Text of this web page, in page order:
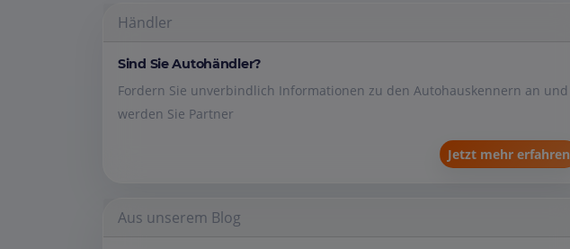
Händler
Sind Sie Autohändler?
Fordern Sie unverbindlich Informationen zu den Autohauskennern an und
werden Sie Partner
Jetzt mehr erfahren
Aus unserem Blog